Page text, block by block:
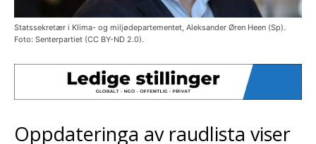
Statssekretær i Klima- og miljødepartementet, Aleksander Øren Heen (Sp).
Foto: Senterpartiet (CC BY-ND 2.0).
Oppdateringa av raudlista viser